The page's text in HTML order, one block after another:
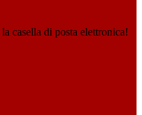
casella di posta elettronica!